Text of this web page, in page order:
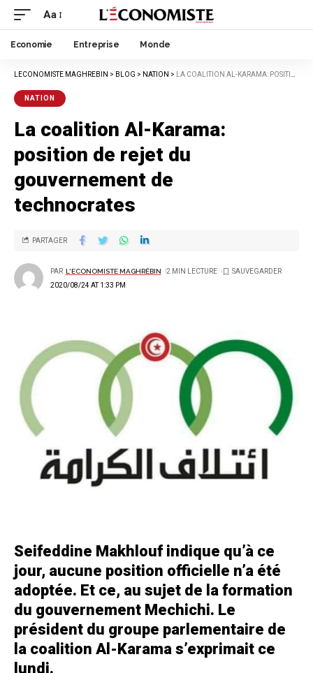
Aa
Economie Entreprise Monde
LECONOMISTE MAGHREBIN > BLOG > NATION > LA COALITION AL-KARAMA: POSITION DE REJET DU GOUVERNEMENT DE TECHNOCRATES
NATION
La coalition Al-Karama:
position de rejet du
gouvernement de
technocrates
2020/08/24 AT 1:33 PM
PAR L'ECONOMISTE MAGHRÉBIN 2 MIN LECTURE
PARTAGER
Seifeddine Makhlouf indique qu’à ce
jour, aucune position officielle n’a été
adoptée. Et ce, au sujet de la formation
du gouvernement Mechichi. Le
président du groupe parlementaire de
la coalition Al-Karama s’exprimait ce
lundi.